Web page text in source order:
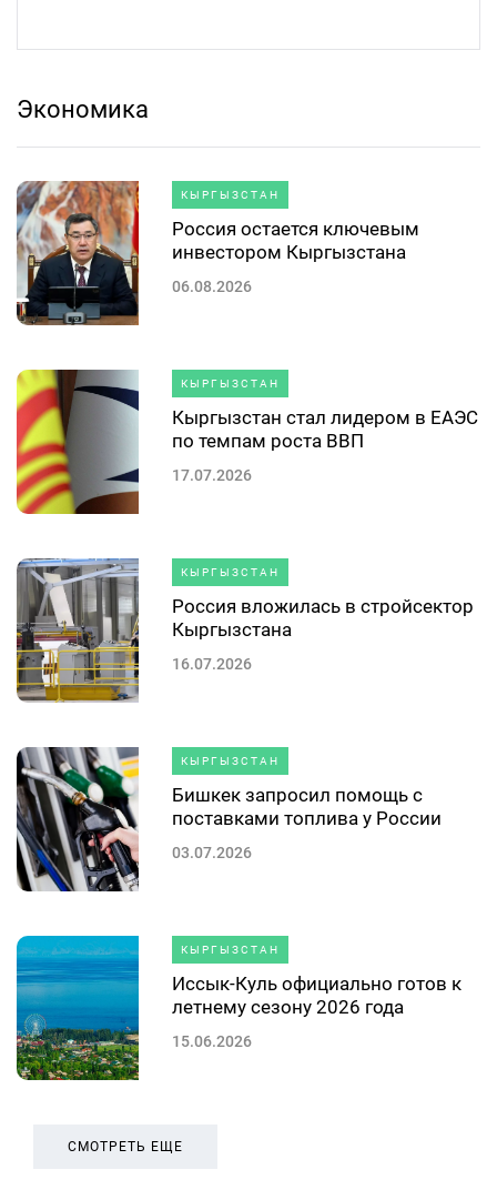
Экономика
КЫРГЫЗСТАН
Россия остается ключевым
инвестором Кыргызстана
06.08.2026
КЫРГЫЗСТАН
Кыргызстан стал лидером в ЕАЭС
по темпам роста ВВП
17.07.2026
КЫРГЫЗСТАН
Россия вложилась в стройсектор
Кыргызстана
16.07.2026
КЫРГЫЗСТАН
Бишкек запросил помощь с
поставками топлива у России
03.07.2026
КЫРГЫЗСТАН
Иссык-Куль официально готов к
летнему сезону 2026 года
15.06.2026
СМОТРЕТЬ ЕЩЕ